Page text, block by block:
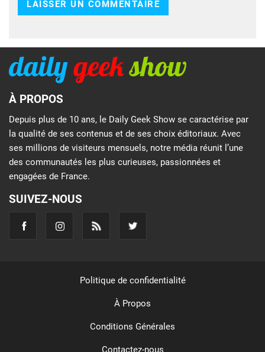
À PROPOS
Depuis plus de 10 ans, le Daily Geek Show se caractérise par
la qualité de ses contenus et de ses choix éditoriaux. Avec
ses millions de visiteurs mensuels, notre média réunit l’une
des communautés les plus curieuses, passionnées et
engagées de France.
SUIVEZ-NOUS
Politique de confidentialité
À Propos
Conditions Générales
Contactez-nous